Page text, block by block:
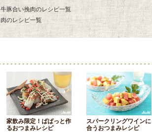
牛豚合い挽肉のレシピ一覧
肉のレシピ一覧
家飲み限定！ぱぱっと作
るおつまみレシピ
スパークリングワインに
合うおつまみレシピ